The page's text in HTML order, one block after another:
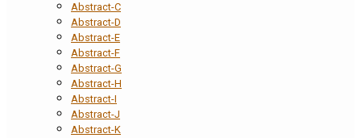
Abstract-C
Abstract-D
Abstract-E
Abstract-F
Abstract-G
Abstract-H
Abstract-I
Abstract-J
Abstract-K